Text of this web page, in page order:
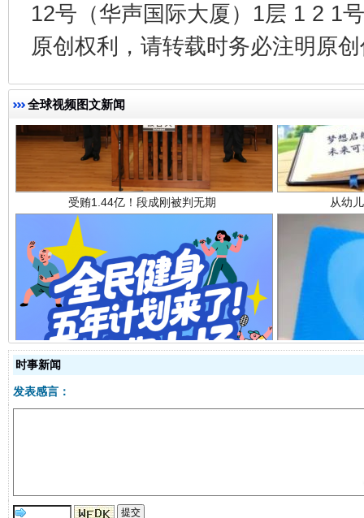
12号（华声国际大厦）1层 1 2 1
原创权利，请转载时务必注明原
全球视频图文新闻
受贿1.44亿！段成刚被判无期
全民健身五年计划来了！等你上场
时事新闻
发表感言：